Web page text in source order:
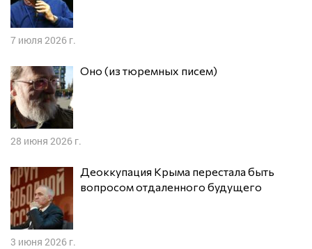
7 июля 2026 г.
Оно (из тюремных писем)
28 июня 2026 г.
Деоккупация Крыма перестала быть
вопросом отдаленного будущего
3 июня 2026 г.